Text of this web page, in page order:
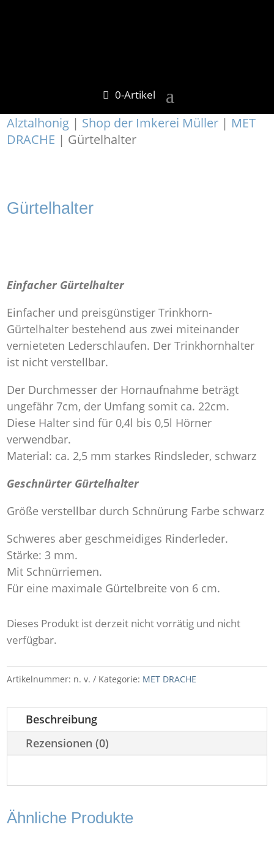
0-Artikel
Alztalhonig | Shop der Imkerei Müller | MET
DRACHE | Gürtelhalter
Gürtelhalter
Einfacher Gürtelhalter
Einfacher und preisgünstiger Trinkhorn-
Gürtelhalter bestehend aus zwei miteinander
vernieteten Lederschlaufen. Der Trinkhornhalter
ist nicht verstellbar.
Der Durchmesser der Hornaufnahme beträgt
ungefähr 7cm, der Umfang somit ca. 22cm.
Diese Halter sind für 0,4l bis 0,5l Hörner
verwendbar.
Material: ca. 2,5 mm starkes Rindsleder, schwarz
Geschnürter Gürtelhalter
Größe verstellbar durch Schnürung Farbe schwarz
Schweres aber geschmeidiges Rinderleder.
Stärke: 3 mm.
Mit Schnürriemen.
Für eine maximale Gürtelbreite von 6 cm.
Dieses Produkt ist derzeit nicht vorrätig und nicht
verfügbar.
Artikelnummer: n. v. Kategorie: MET DRACHE
Beschreibung
Rezensionen (0)
Ähnliche Produkte